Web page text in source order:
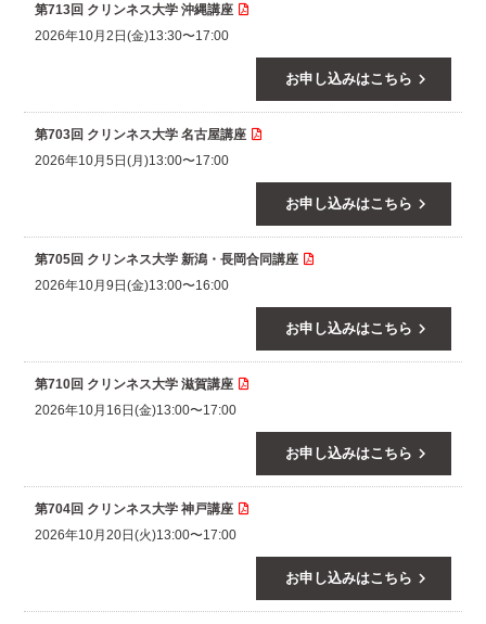
第713回 クリンネス大学 沖縄講座
2026年10月2日(金)13:30〜17:00
お申し込みはこちら keyboard_arrow_right
第703回 クリンネス大学 名古屋講座
2026年10月5日(月)13:00〜17:00
お申し込みはこちら keyboard_arrow_right
第705回 クリンネス大学 新潟・長岡合同講座
2026年10月9日(金)13:00〜16:00
お申し込みはこちら keyboard_arrow_right
第710回 クリンネス大学 滋賀講座
2026年10月16日(金)13:00〜17:00
お申し込みはこちら keyboard_arrow_right
第704回 クリンネス大学 神戸講座
2026年10月20日(火)13:00〜17:00
お申し込みはこちら keyboard_arrow_right